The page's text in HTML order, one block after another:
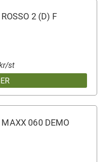
2 (D) F
st
MAXX 060 DEMO